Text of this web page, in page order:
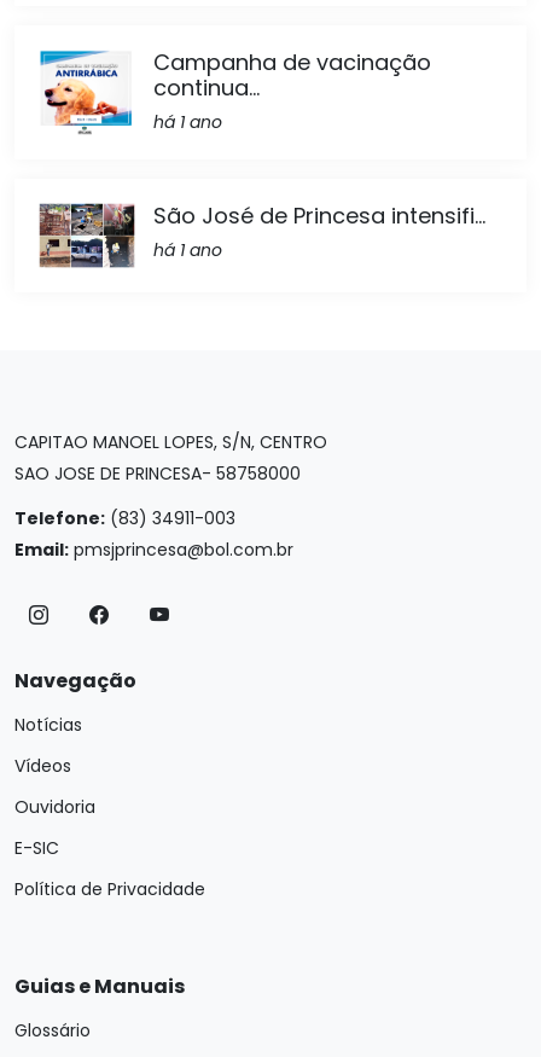
Campanha de vacinação
continua...
há 1 ano
São José de Princesa intensifi...
há 1 ano
CAPITAO MANOEL LOPES, S/N, CENTRO
SAO JOSE DE PRINCESA- 58758000
Telefone: (83) 34911-003
Email: pmsjprincesa@bol.com.br
Navegação
Notícias
Vídeos
Ouvidoria
E-SIC
Política de Privacidade
Guias e Manuais
Glossário